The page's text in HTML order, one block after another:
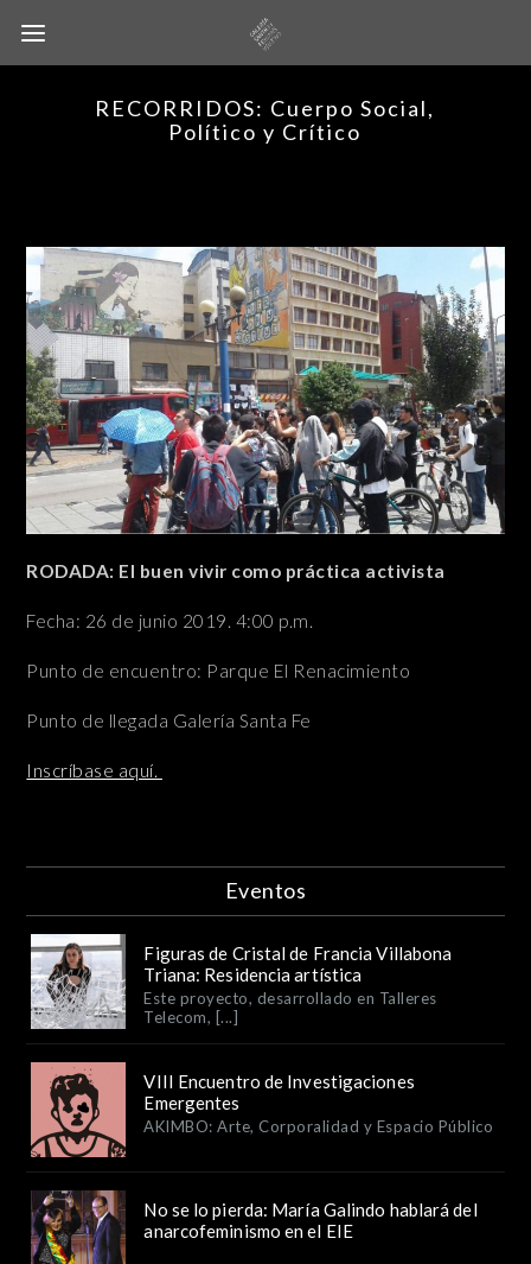
RECORRIDOS: Cuerpo Social,
Político y Crítico
RODADA: El buen vivir como práctica activista
Fecha: 26 de junio 2019. 4:00 p.m.
Punto de encuentro: Parque El Renacimiento
Punto de llegada Galería Santa Fe
Inscríbase aquí.
Eventos
Figuras de Cristal de Francia Villabona
Triana: Residencia artística
Este proyecto, desarrollado en Talleres
Telecom, [...]
VIII Encuentro de Investigaciones
Emergentes
AKIMBO: Arte, Corporalidad y Espacio Público
No se lo pierda: María Galindo hablará del
anarcofeminismo en el EIE